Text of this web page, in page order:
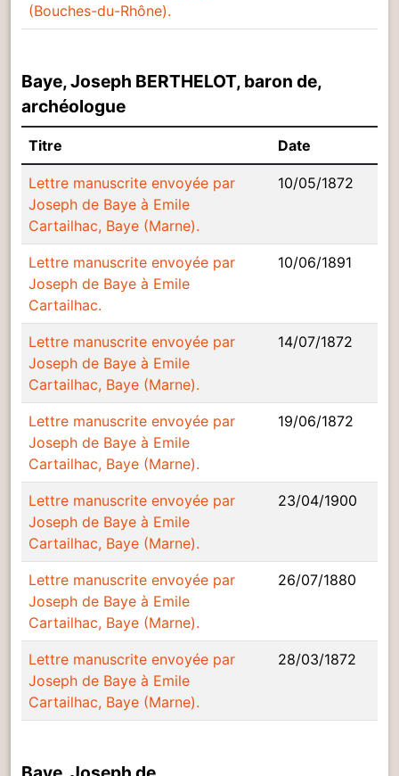
(Bouches-du-Rhône).
Baye, Joseph BERTHELOT, baron de,
archéologue
Titre Date
Lettre manuscrite envoyée par
Joseph de Baye à Emile
Cartailhac, Baye (Marne).
10/05/1872
Lettre manuscrite envoyée par
Joseph de Baye à Emile
Cartailhac.
10/06/1891
Lettre manuscrite envoyée par
Joseph de Baye à Emile
Cartailhac, Baye (Marne).
14/07/1872
Lettre manuscrite envoyée par
Joseph de Baye à Emile
Cartailhac, Baye (Marne).
19/06/1872
Lettre manuscrite envoyée par
Joseph de Baye à Emile
Cartailhac, Baye (Marne).
23/04/1900
Lettre manuscrite envoyée par
Joseph de Baye à Emile
Cartailhac, Baye (Marne).
26/07/1880
Lettre manuscrite envoyée par
Joseph de Baye à Emile
Cartailhac, Baye (Marne).
28/03/1872